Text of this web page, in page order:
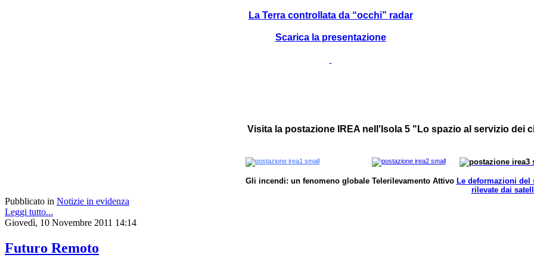
La Terra controllata da “occhi” radar
Scarica la presentazione
Visita la postazione IREA nell'Isola 5 "Lo spazio al servizio dei
Gli incendi: un fenomeno globale Telerilevamento Attivo Le deformazioni del
rilevate dai
Pubblicato in Notizie in evidenza
Leggi tutto...
Giovedì, 10 Novembre 2011 14:14
Futuro Remoto